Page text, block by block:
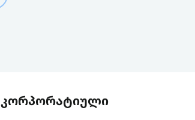
კორპორატიული